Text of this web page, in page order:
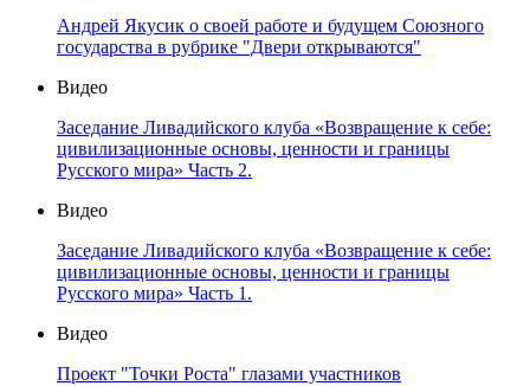
Андрей Якусик о своей работе и будущем Союзного
государства в рубрике "Двери открываются"
Видео
Заседание Ливадийского клуба «Возвращение к себе:
цивилизационные основы, ценности и границы
Русского мира» Часть 2.
Видео
Заседание Ливадийского клуба «Возвращение к себе:
цивилизационные основы, ценности и границы
Русского мира» Часть 1.
Видео
Проект "Точки Роста" глазами участников